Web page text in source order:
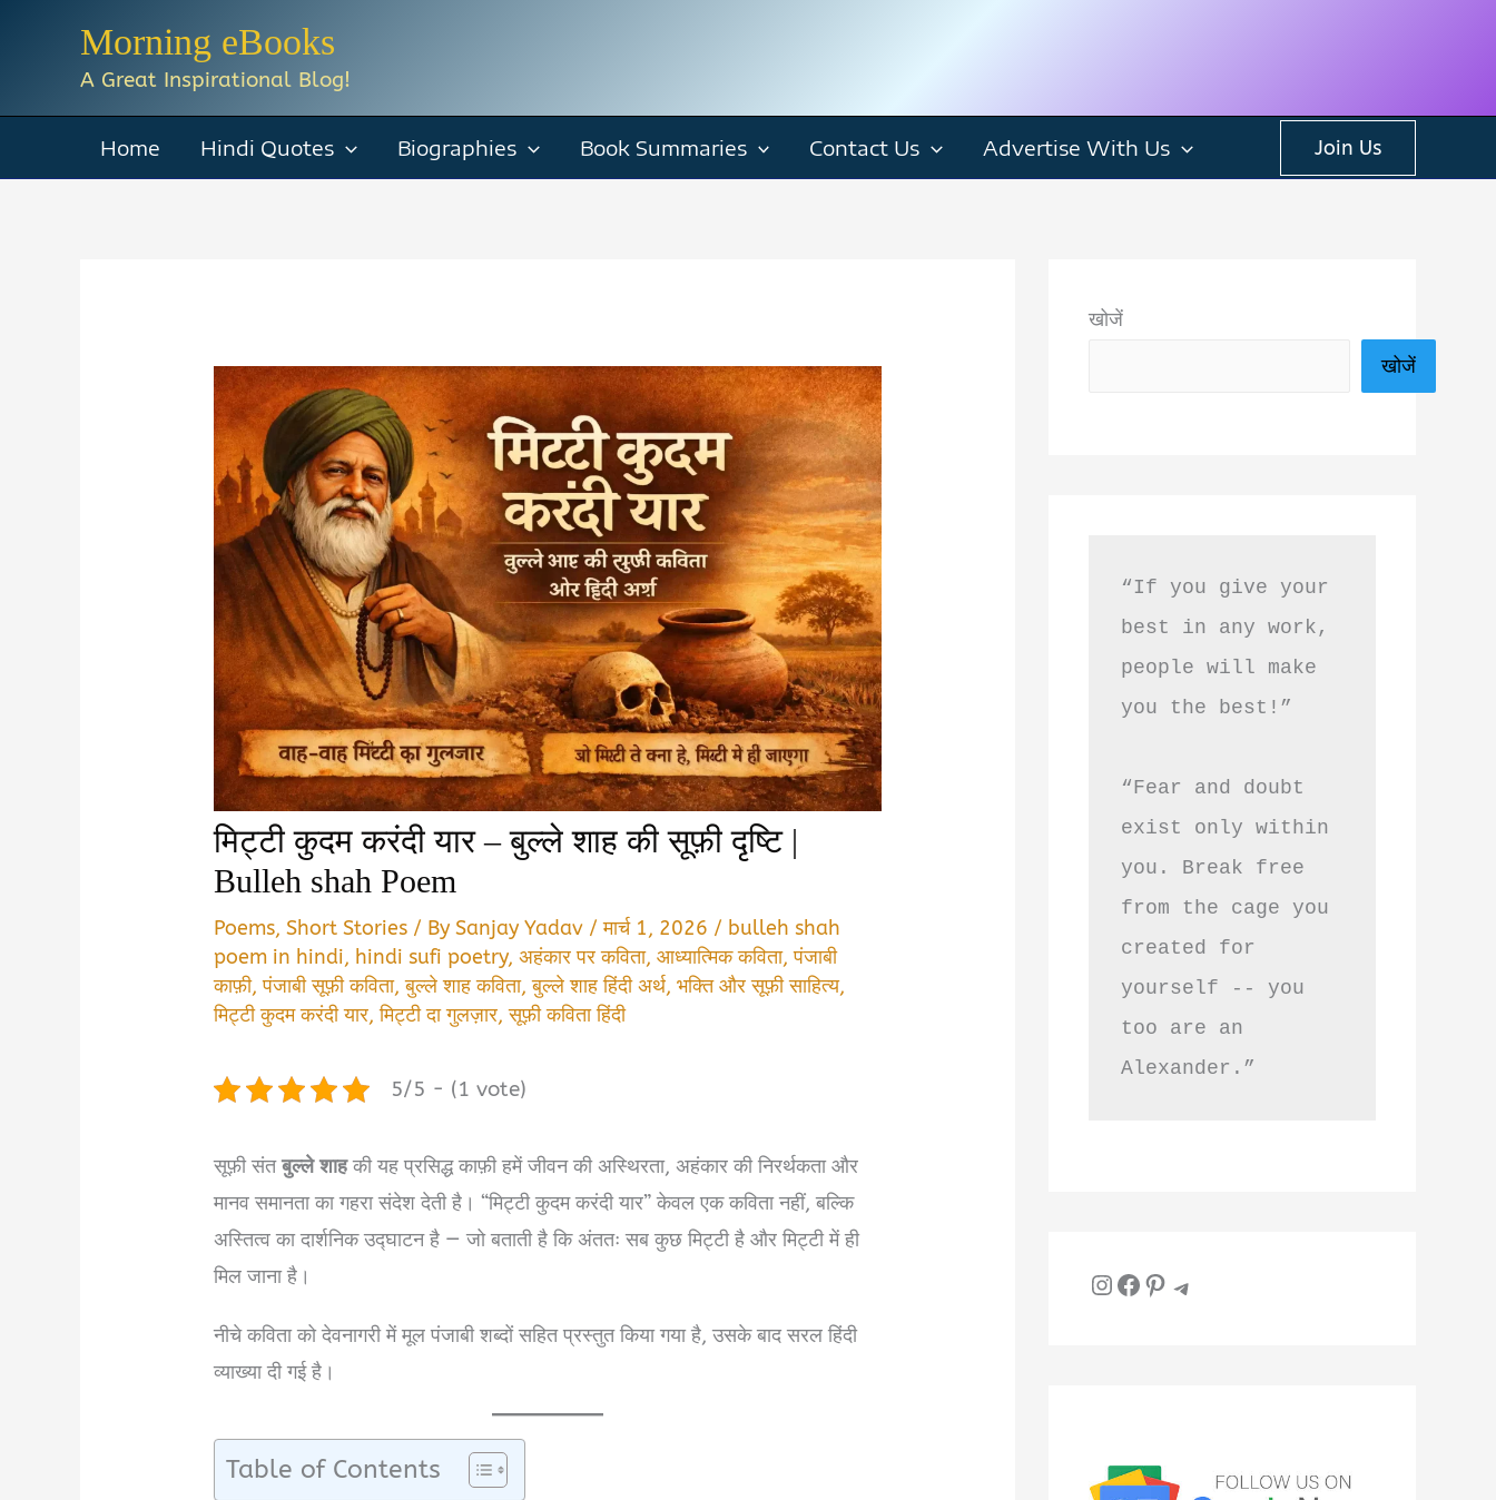
Morning eBooks
A Great Inspirational Blog!
Home Hindi Quotes Biographies Book Summaries Contact Us Advertise With Us Join Us
मिट्टी कुदम करंदी यार – बुल्ले शाह की सूफ़ी दृष्टि |
Bulleh shah Poem
Poems,Short Stories / BySanjay Yadav /मार्च 1, 2026 / bulleh shah
poem in hindi, hindi sufi poetry,अहंकार पर कविता,आध्यात्मिक कविता,पंजाबी
काफ़ी,पंजाबी सूफ़ी कविता,बुल्ले शाह कविता,बुल्ले शाह हिंदी अर्थ,भक्ति और सूफ़ी साहित्य,
मिट्टी कुदम करंदी यार,मिट्टी दा गुलज़ार,सूफ़ी कविता हिंदी
5/5 - (1 vote)
सूफ़ी संतबुल्ले शाहकी यह प्रसिद्ध काफ़ी हमें जीवन की अस्थिरता, अहंकार की निरर्थकता और
मानव समानता का गहरा संदेश देती है। “मिट्टी कुदम करंदी यार” केवल एक कविता नहीं, बल्कि
अस्तित्व का दार्शनिक उद्घाटन है — जो बताती है कि अंततः सब कुछ मिट्टी है और मिट्टी में ही
मिल जाना है।
नीचे कविता को देवनागरी में मूल पंजाबी शब्दों सहित प्रस्तुत किया गया है, उसके बाद सरल हिंदी
व्याख्या दी गई है।
Table of Contents
खोजें
खोजें
“If you give your
best in any work,
people will make
you the best!”
“Fear and doubt
exist only within
you. Break free
from the cage you
created for
yourself -- you
too are an
Alexander.”
InstagramFacebook Pinterest Telegram